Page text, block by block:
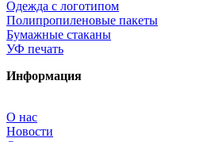
Одежда с логотипом
Полипропиленовые пакеты
Бумажные стаканы
УФ печать
Информация
О нас
Новости